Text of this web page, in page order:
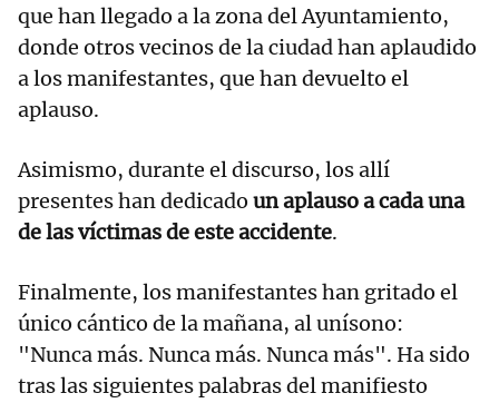
que han llegado a la zona del Ayuntamiento,
donde otros vecinos de la ciudad han aplaudido
a los manifestantes, que han devuelto el
aplauso.
Asimismo, durante el discurso, los allí
presentes han dedicado un aplauso a cada una
de las víctimas de este accidente.
Finalmente, los manifestantes han gritado el
único cántico de la mañana, al unísono:
"Nunca más. Nunca más. Nunca más". Ha sido
tras las siguientes palabras del manifiesto